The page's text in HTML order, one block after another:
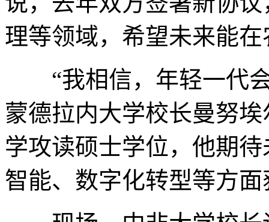
理等领域，希望未来能
“我相信，年轻一代会
蒙德拉内大学校长曼努
学攻读硕士学位，他期
智能、数字化转型等方